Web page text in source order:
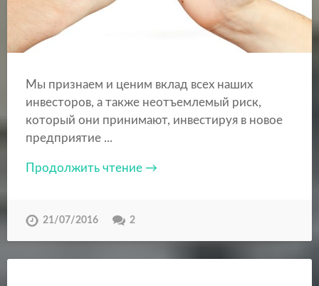
Мы признаем и ценим вклад всех наших
инвесторов, а также неотъемлемый риск,
который они принимают, инвестируя в новое
предприятие ...
Продолжить чтение →
21/07/2016 2